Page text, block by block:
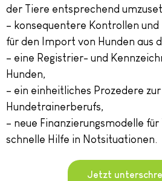
der Tiere entsprechend
– konsequentere Kontrollen
für den Import von Hunden aus
– eine Registrier- und
Hunden,
– ein einheitliches Prozedere
Hundetrainerberufs,
– neue Finanzierungsmodelle
schnelle Hilfe in Notsituationen.
Jetzt